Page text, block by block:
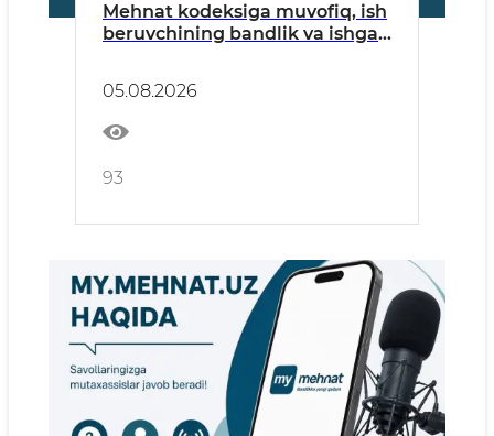
Mehnat kodeksiga muvofiq, ish
beruvchining bandlik va ishga
05.08.2026
93